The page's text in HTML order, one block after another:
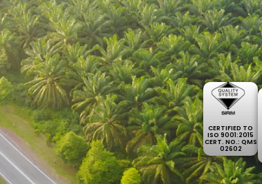
CERTIFIED TO
ISO 9001:2015
CERT. NO.: QMS
02602